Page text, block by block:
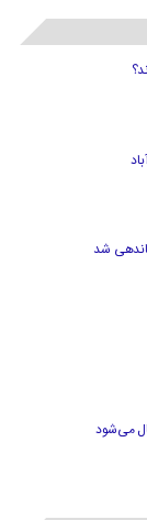
می‌شود